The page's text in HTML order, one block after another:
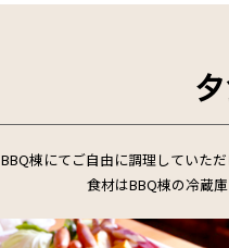
BBQ棟にてご自由に調理していた
食材はBBQ棟の冷蔵